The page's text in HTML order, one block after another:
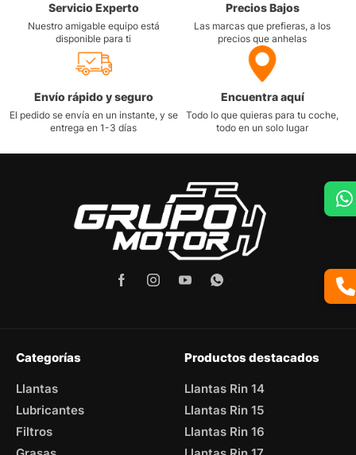
Servicio Experto
Nuestro amigable equipo está
disponible para ti
Precios Bajos
Las marcas que prefieras, a los
precios que anhelas
Envío rápido y seguro
El pedido se envía en un instante, y se
entrega en 1-3 días
Encuentra aquí
Todo lo que quieras para tu coche,
todo en un solo lugar
Categorías
Llantas
Lubricantes
Filtros
Productos destacados
Llantas Rin 14
Llantas Rin 15
Llantas Rin 16